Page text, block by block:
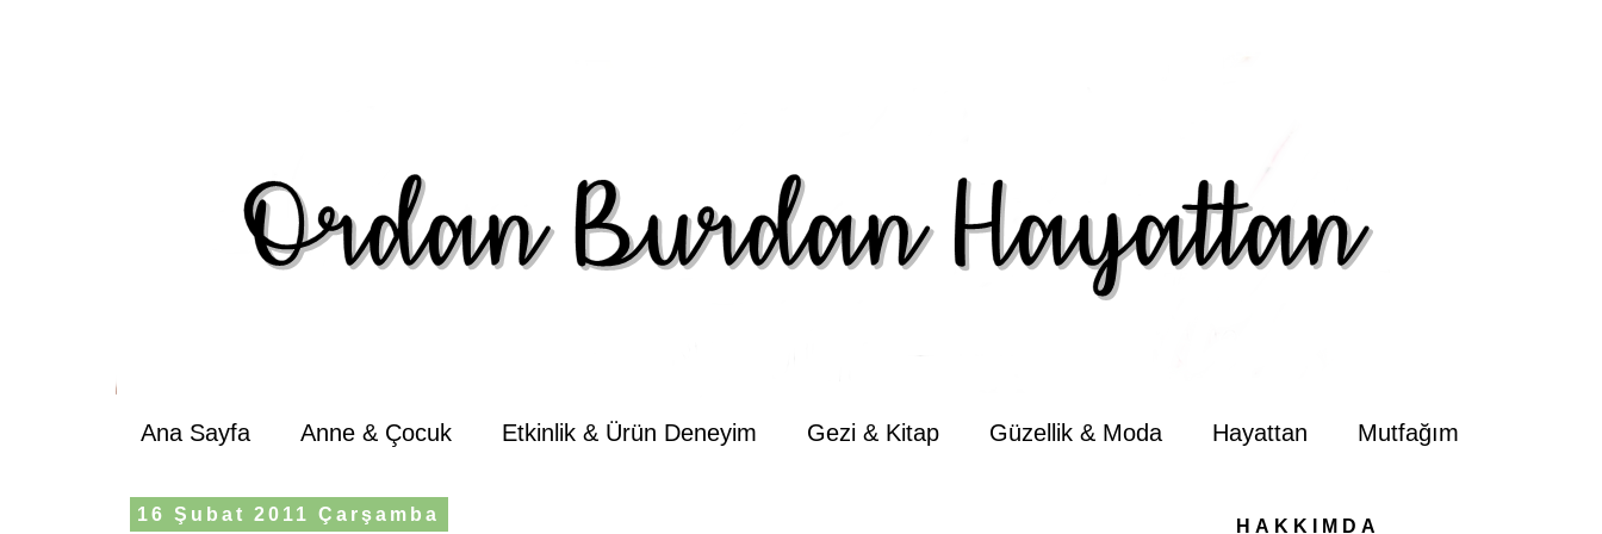
Ana Sayfa Anne & Çocuk Etkinlik & Ürün Deneyim Gezi & Kitap Güzellik & Moda Hayattan Mutfağım
16 Şubat 2011 Çarşamba
HAKKIMDA